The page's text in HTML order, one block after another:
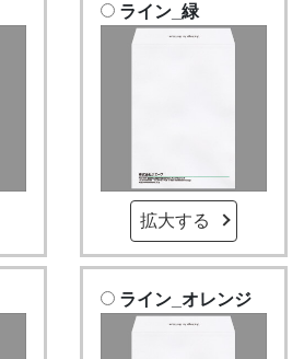
ライン_緑
拡大する
ライン_オレンジ